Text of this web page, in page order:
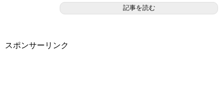
記事を読む
スポンサーリンク